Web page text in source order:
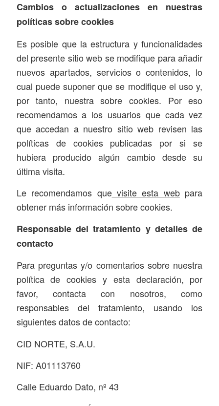
Cambios o actualizaciones en nuestras
políticas sobre cookies
Es posible que la estructura y funcionalidades
del presente sitio web se modifique para añadir
nuevos apartados, servicios o contenidos, lo
cual puede suponer que se modifique el uso y,
por tanto, nuestra sobre cookies. Por eso
recomendamos a los usuarios que cada vez
que accedan a nuestro sitio web revisen las
políticas de cookies publicadas por si se
hubiera producido algún cambio desde su
última visita.
Le recomendamos quevisite esta webpara
obtener más información sobre cookies.
Responsable del tratamiento y detalles de
contacto
Para preguntas y/o comentarios sobre nuestra
política de cookies y esta declaración, por
favor, contacta con nosotros, como
responsables del tratamiento, usando los
siguientes datos de contacto:
CID NORTE, S.A.U.
NIF: A01113760
Calle Eduardo Dato, nº 43